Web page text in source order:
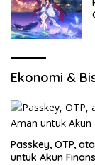
Ekonomi &
Passkey, OTP,
untuk Akun